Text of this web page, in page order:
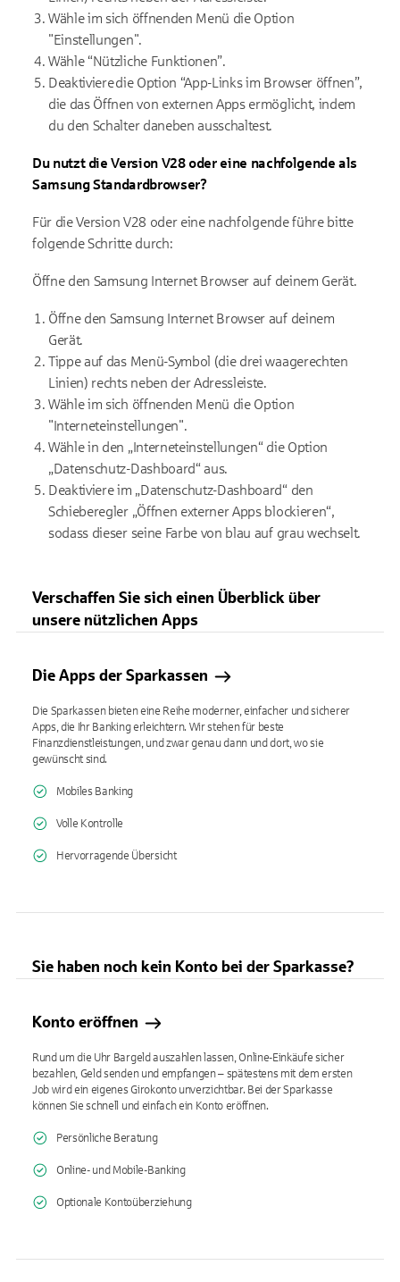
Wähle im sich öffnenden Menü die Option
"Einstellungen".
Wähle “Nützliche Funktionen”.
Deaktiviere die Option “App-Links im Browser öffnen”,
die das Öffnen von externen Apps ermöglicht, indem
du den Schalter daneben ausschaltest.
Du nutzt die Version V28 oder eine nachfolgende als
Samsung Standardbrowser?
Für die Version V28 oder eine nachfolgende führe bitte
folgende Schritte durch:
Öffne den Samsung Internet Browser auf deinem Gerät.
Öffne den Samsung Internet Browser auf deinem
Gerät.
Tippe auf das Menü-Symbol (die drei waagerechten
Linien) rechts neben der Adressleiste.
Wähle im sich öffnenden Menü die Option
"Interneteinstellungen".
Wähle in den „Interneteinstellungen“ die Option
„Datenschutz-Dashboard“ aus.
Deaktiviere im „Datenschutz-Dashboard“ den
Schieberegler „Öffnen externer Apps blockieren“,
sodass dieser seine Farbe von blau auf grau wechselt.
Verschaffen Sie sich einen Überblick über
unsere nützlichen Apps
Die Apps der Sparkassen
Die Sparkassen bieten eine Reihe moderner, einfacher und sicherer
Apps, die Ihr Banking erleichtern. Wir stehen für beste
Finanzdienstleistungen, und zwar genau dann und dort, wo sie
gewünscht sind.
Mobiles Banking
Volle Kontrolle
Hervorragende Übersicht
Sie haben noch kein Konto bei der Sparkasse?
Konto eröffnen
Rund um die Uhr Bargeld auszahlen lassen, Online-Einkäufe sicher
bezahlen, Geld senden und empfangen – spätestens mit dem ersten
Job wird ein eigenes Girokonto unverzichtbar. Bei der Sparkasse
können Sie schnell und einfach ein Konto eröffnen.
Persönliche Beratung
Online- und Mobile-Banking
Optionale Kontoüberziehung